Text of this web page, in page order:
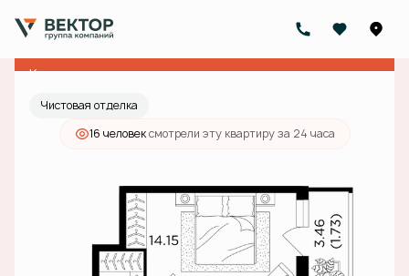
1-комнатная 12 450 000 руб.
Ипотекаот 39 580 руб./мес.
Квартира с ключами
Чистовая отделка
16 человексмотрели эту квартиру за 24 часа